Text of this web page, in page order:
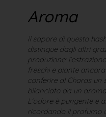
Aroma
Il sapore di questo
distingue dagli altri
produzione:
freschi e piante
conferire al Charas un
bilanciato da un
L’odore è pungente e
ricordando il profumo